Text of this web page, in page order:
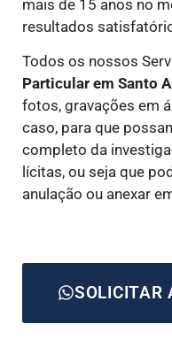
mais de 15 anos no
resultados
Todos os nossos
Particular em Santo
fotos, gravações em
caso, para que
completo da
lícitas, ou seja que
anulação ou anexar
SOLICITAR